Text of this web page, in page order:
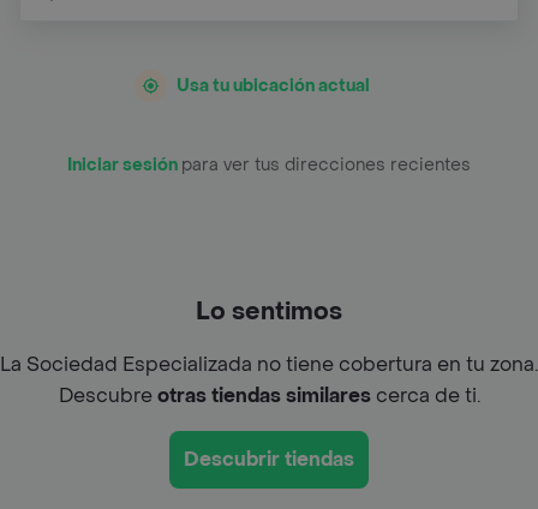
Usa tu ubicación actual
Iniciar sesión para ver tus direcciones recientes
Lo sentimos
La Sociedad Especializada no tiene cobertura en tu zona.
Descubreotras tiendas similarescerca de ti.
Descubrir tiendas